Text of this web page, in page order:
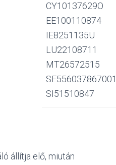
CY10137629O
EE100110874
IE8251135U
LU22108711
MT26572515
SE556037867001
SI51510847
állítja elő, miután